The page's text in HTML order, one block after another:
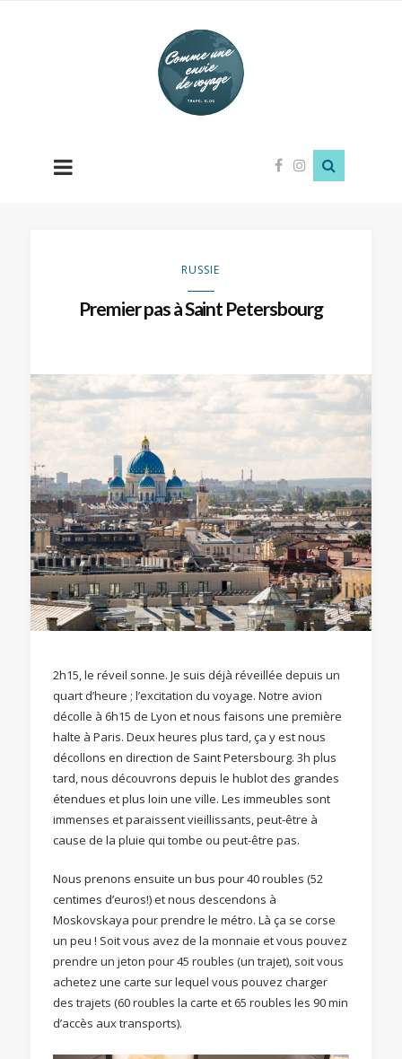
Comme
une
envie
de
RUSSIE
Premier pas à Saint Petersbourg
2h15, le réveil sonne. Je suis déjà réveillée depuis un
quart d’heure ; l’excitation du voyage. Notre avion
décolle à 6h15 de Lyon et nous faisons une première
halte à Paris. Deux heures plus tard, ça y est nous
décollons en direction de Saint Petersbourg. 3h plus
tard, nous découvrons depuis le hublot des grandes
étendues et plus loin une ville. Les immeubles sont
immenses et paraissent vieillissants, peut-être à
cause de la pluie qui tombe ou peut-être pas.
Nous prenons ensuite un bus pour 40 roubles (52
centimes d’euros!) et nous descendons à
Moskovskaya pour prendre le métro. Là ça se corse
un peu ! Soit vous avez de la monnaie et vous pouvez
prendre un jeton pour 45 roubles (un trajet), soit vous
achetez une carte sur lequel vous pouvez charger
des trajets (60 roubles la carte et 65 roubles les 90 min
d’accès aux transports).